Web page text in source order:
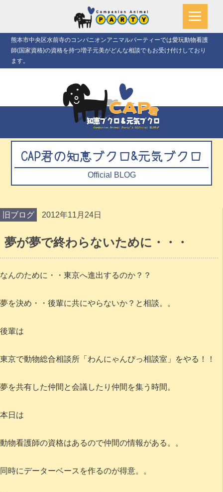
熊本市中央区水前寺のコンパニオンアニマルパーティーでは愛玩動物看護
師(国家資格)の資格を持つ増子元美がどんな相談でもお受け付けしており
ます。
CAP君の知恵ブクロ&元気ブクロ
Official BLOG
旧ブログ 2012年11月24日
夢が夢で終わらないために・・・
なんのために・・東京へ進出するのか？？
夢を決め・・後輩に共にやらないか？と相談。。
後輩は
東京で動物総合相談所「わんにゃんぴっ相談室」をやる！！
夢を共有した仲間と会議したり仲間を集う時間。
本日は
動物看護師の資格はあるので仲間の情報がある。。
同時にデーターベースを作るのが得意。。